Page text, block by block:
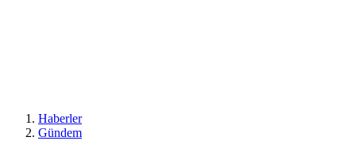
Haberler
Gündem